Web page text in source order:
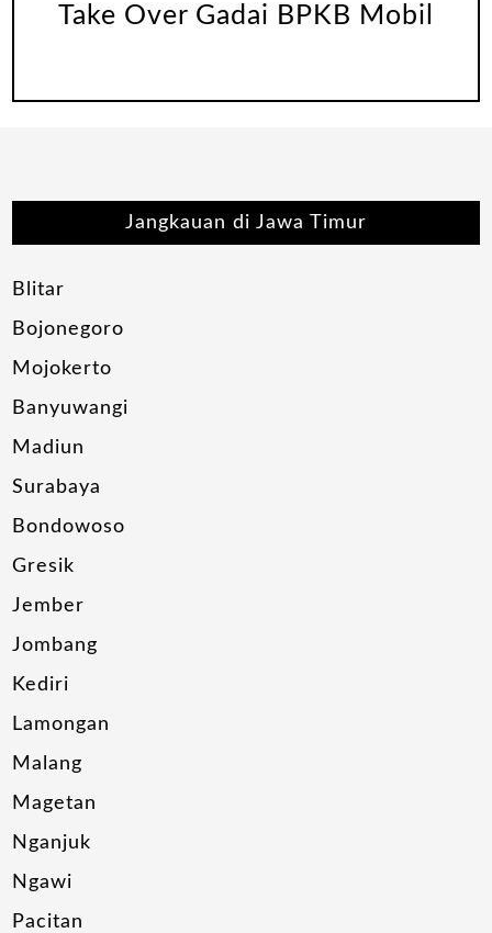
Take Over Gadai BPKB Mobil
Jangkauan di Jawa Timur
Blitar
Bojonegoro
Mojokerto
Banyuwangi
Madiun
Surabaya
Bondowoso
Gresik
Jember
Jombang
Kediri
Lamongan
Malang
Magetan
Nganjuk
Ngawi
Pacitan